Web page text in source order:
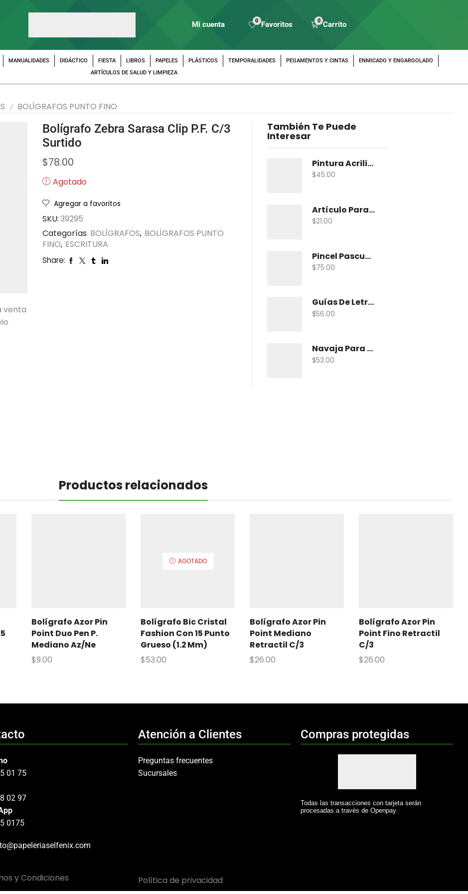
Mi cuenta 0 Favoritos 0 Carrito
MANUALIDADES DIDÁCTICO FIESTA LIBROS PAPELES PLÁSTICOS TEMPORALIDADES PEGAMENTOS Y CINTAS
ENMICADO Y ENGARGOLADO
ARTÍCULOS DE SALUD Y LIMPIEZA
/ BOLÍGRAFOS PUNTO FINO
venta
Bolígrafo Zebra Sarasa Clip P.F. C/3
Surtido
$78.00
Agotado
Agregar a favoritos
SKU:39295
Categorías BOLÍGRAFOS, BOLÍGRAFOS PUNTO
FINO, ESCRITURA
Share:
También Te Puede
Interesar
Pintura Acrilica Vanguardia Metalica 100 Ml
$45.00
Artículo Para Maqueta Gama Zoologico Chico
$21.00
Pincel Pascua Pin-Khab05 Con 15
$75.00
Guías De Letras Maped 38005 No. 5
$56.00
Navaja Para Exacto Olfa Asbb-10 C/10 Nav
$53.00
Productos relacionados
Bolígrafo Azor Pin
Point Duo Pen P.
Mediano Az/Ne
$9.00
AGOTADO
Bolígrafo Bic Cristal
Fashion Con 15 Punto
Grueso (1.2 Mm)
$53.00
Bolígrafo Azor Pin
Point Mediano
Retractil C/3
$26.00
Bolígrafo Azor Pin
Point Fino Retractil
C/3
$26.00
01 75
02 97
0175
y Condiciones
Atención a Clientes
Preguntas frecuentes
Sucursales
Política de privacidad
Compras protegidas
Todas las transacciones con tarjeta serán
procesadas a través de Openpay.